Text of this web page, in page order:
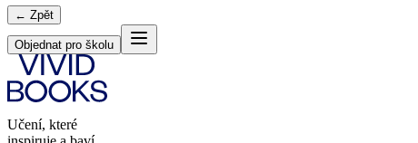
← Zpět
Objednat pro školu
Učení, které